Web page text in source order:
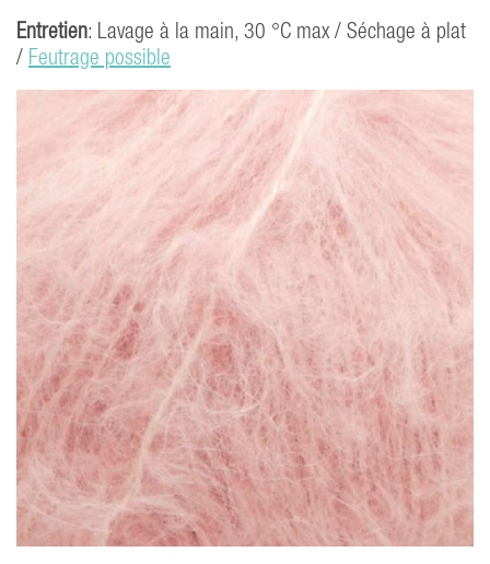
Entretien: Lavage à la main, 30 °C max / Séchage à plat
/ Feutrage possible